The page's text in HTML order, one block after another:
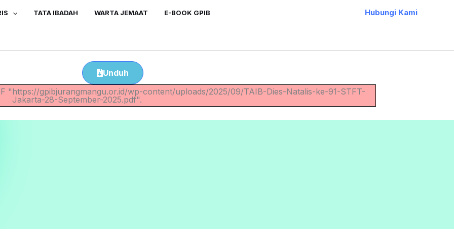
TATA IBADAH WARTA JEMAAT E-BOOK GPIB Hubungi Kami
Unduh
"https://gpibjurangmangu.or.id/wp-content/uploads/2025/09/TAIB-Dies-Natalis-ke-91-STFT-
Jakarta-28-September-2025.pdf".